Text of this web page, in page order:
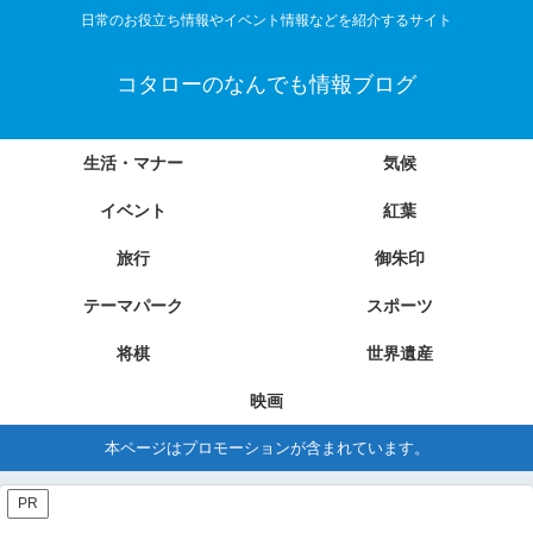
日常のお役立ち情報やイベント情報などを紹介するサイト
コタローのなんでも情報ブログ
生活・マナー 気候
イベント 紅葉
旅行 御朱印
テーマパーク スポーツ
将棋 世界遺産
映画
本ページはプロモーションが含まれています。
PR